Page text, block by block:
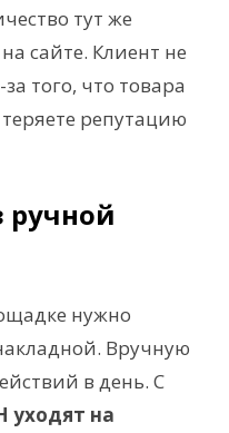
тут же
сайте. Клиент не
того, что товара
репутацию
ручной
нужно
Вручную
в день. С
уходят на